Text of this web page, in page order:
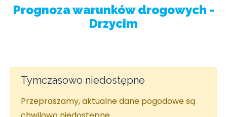
Prognoza warunków drogowych -
Drzycim
Tymczasowo niedostępne
Przepraszamy, aktualne dane pogodowe są